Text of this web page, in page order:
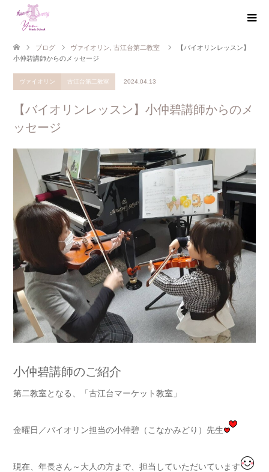
ブログ ヴァイオリン 古江台第二教室
【バイオリンレッスン】
小仲碧講師からのメッセージ
ヴァイオリン 古江台第二教室 2024.04.13
【バイオリンレッスン】小仲碧講師からのメ
ッセージ
小仲碧講師のご紹介
第二教室となる、「古江台マーケット教室」
金曜日／バイオリン担当の小仲碧（こなかみどり）先生
現在、年長さん～大人の方まで、担当していただいています